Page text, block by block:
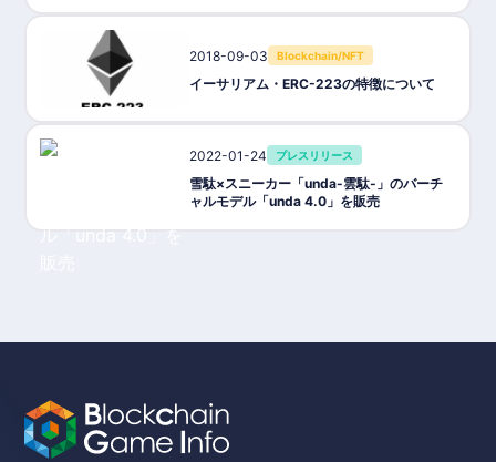
2018-09-03 Blockchain/NFT
イーサリアム・ERC-223の特徴について
2022-01-24 プレスリリース
雪駄×スニーカー「unda-雲駄-」のバーチ
ャルモデル「unda 4.0」を販売